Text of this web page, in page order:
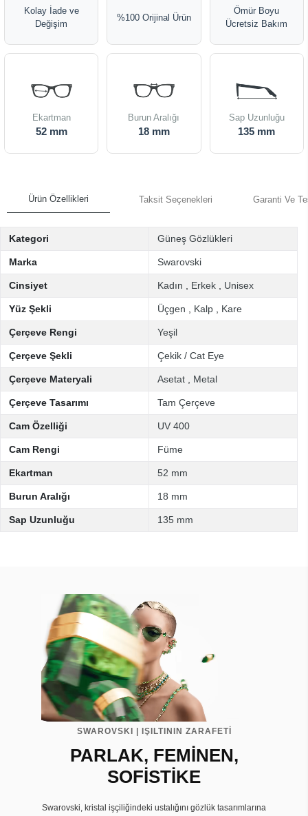
Kolay İade ve
Değişim
%100 Orijinal Ürün
Ömür Boyu
Ücretsiz Bakım
Ekartman
52 mm
Burun Aralığı
18 mm
Sap Uzunluğu
135 mm
Ürün Özellikleri Taksit Seçenekleri Garanti Ve
Kategori Güneş Gözlükleri
Marka Swarovski
Cinsiyet Kadın Erkek Unisex
Yüz Şekli Üçgen Kalp Kare
Çerçeve Rengi Yeşil
Çerçeve Şekli Çekik / Cat Eye
Çerçeve Materyali Asetat Metal
Çerçeve Tasarımı Tam Çerçeve
Cam Özelliği UV 400
Cam Rengi Füme
Ekartman 52 mm
Burun Aralığı 18 mm
Sap Uzunluğu 135 mm
SWAROVSKI | IŞILTININ ZARAFETİ
PARLAK, FEMİNEN,
SOFİSTİKE
Swarovski, kristal işçiliğindeki ustalığını gözlük tasarımlarına